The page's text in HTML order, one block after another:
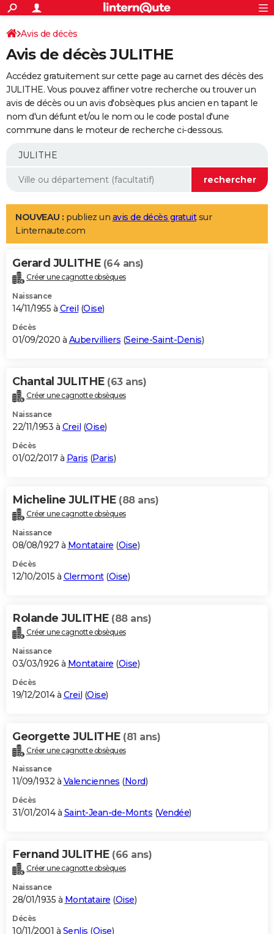
ACTUALITÉS
Politique
Société
Faits Divers
Education
Monde
Villes
+
SPORT
Coupe du monde 2026
Football
Tennis
Cyclisme
Rugby
Forum
Programme TV
TNT
Streaming
Cinéma
Sorties cinéma
Musique
+
FINANCE
Retraite
Epargne
Immobilier
Risques naturels par ville
Banque
Assurance
AUTO
Essais
Réserver un essai
Citadines
Berlines
SUV
Forum auto
+
Mobiles
Meilleur smartphone
Internet
Ordinateurs
Jeux vidéo
Guide high-tech
Aménagement intérieur
LIFESTYLE
Art de vivre
Bien-être
Loisirs
Mode
Modes de vie
Alimentation
Guide de la santé
Maladies
Médicaments
Sommeil
VOYAGE
Destinations
City break
Voyage nature
Voyage de noces
Forum
Climat
+PHOTO
GUIDES D'ACHAT
BONS PLANS
Carte de Noël
Carte Bonne année
Carte Saint-Valentin
Carte Pâques
Carte d'anniversaire
DICTIONNAIRE
Dictionnaire
Biographies
Citations
Expressions
Proverbes
PROGRAMME TV
S'inscrire
Se connecter
Lycées
Collèges
Primaires
Universités
Entreprises
Service militaire
Avis de recherche
AVIS DE DÉCÈS
Bricolage
Lifestyle
Culture
Sport
Auto
Television
Voyage
Cinema
Avis de décès
Avis de décès JULITHE
Accédez gratuitement sur cette page au carnet des décès des
JULITHE. Vous pouvez affiner votre recherche ou trouver un
avis de décès ou un avis d'obsèques plus ancien en tapant le
nom d'un défunt et/ou le nom ou le code postal d'une
commune dans le moteur de recherche ci-dessous.
NOUVEAU : publiez un avis de décès gratuitsur
Linternaute.com
Gerard JULITHE (64 ans)
Créer une cagnotte obsèques
Naissance
14/11/1955 à Creil (Oise)
Décès
01/09/2020 à Aubervilliers (Seine-Saint-Denis)
Chantal JULITHE (63 ans)
Créer une cagnotte obsèques
Naissance
22/11/1953 à Creil (Oise)
Décès
01/02/2017 à Paris (Paris)
Micheline JULITHE (88 ans)
Créer une cagnotte obsèques
Naissance
08/08/1927 à Montataire (Oise)
Décès
12/10/2015 à Clermont(Oise)
Rolande JULITHE (88 ans)
Créer une cagnotte obsèques
Naissance
03/03/1926 à Montataire (Oise)
Décès
19/12/2014 à Creil (Oise)
Georgette JULITHE (81 ans)
Créer une cagnotte obsèques
Naissance
11/09/1932 à Valenciennes (Nord)
Décès
31/01/2014 à Saint-Jean-de-Monts (Vendée)
Fernand JULITHE (66 ans)
Créer une cagnotte obsèques
Naissance
28/01/1935 à Montataire (Oise)
Décès
10/11/2001 à Senlis (Oise)